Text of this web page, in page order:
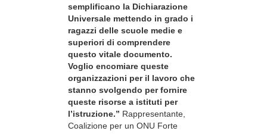
semplificano la Dichiarazione
Universale mettendo in grado i
ragazzi delle scuole medie e
superiori di comprendere
questo vitale documento.
Voglio encomiare queste
organizzazioni per il lavoro che
stanno svolgendo per fornire
queste risorse a istituti per
l’istruzione.” Rappresentante,
Coalizione per un ONU Forte